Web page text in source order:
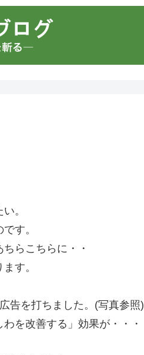
。
す。
らこちらに・・
す。
告を打ちました。(写真参照)
を改善する」効果が・・・